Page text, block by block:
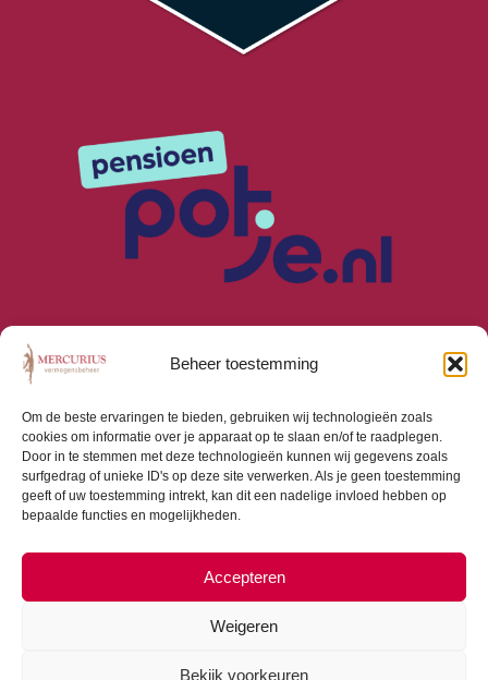
Beheer toestemming
Om de beste ervaringen te bieden, gebruiken wij technologieën zoals
cookies om informatie over je apparaat op te slaan en/of te raadplegen.
Door in te stemmen met deze technologieën kunnen wij gegevens zoals
surfgedrag of unieke ID's op deze site verwerken. Als je geen toestemming
geeft of uw toestemming intrekt, kan dit een nadelige invloed hebben op
bepaalde functies en mogelijkheden.
Accepteren
Weigeren
Bekijk voorkeuren
Algemene Voorwaarden
Privacyverklaring
Cookiebeleid (EU)
Consumentenbrief
Beleggingsbeleid